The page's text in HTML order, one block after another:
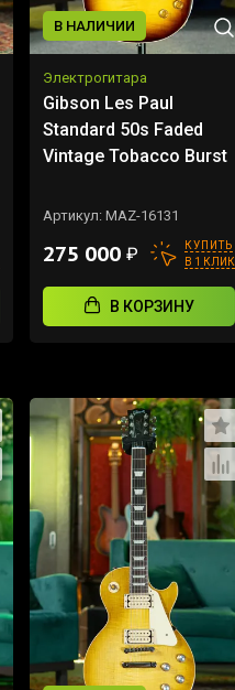
В НАЛИЧИИ
Электрогитара
Gibson Les Paul
Standard 50s Faded
Vintage Tobacco Burst
Артикул: MAZ-16131
275 000 ₽
КУПИТЬ
В 1 КЛИК
В КОРЗИНУ